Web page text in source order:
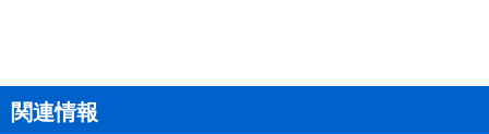
関連情報